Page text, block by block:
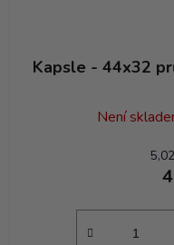
Kapsle - 44x32
Není